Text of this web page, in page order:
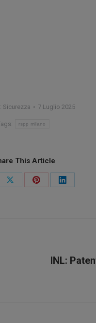
Sicurezza 7 Luglio 2025
rspp milano
This Article
CondividiCondividiCondividi
Prossimo
INL: